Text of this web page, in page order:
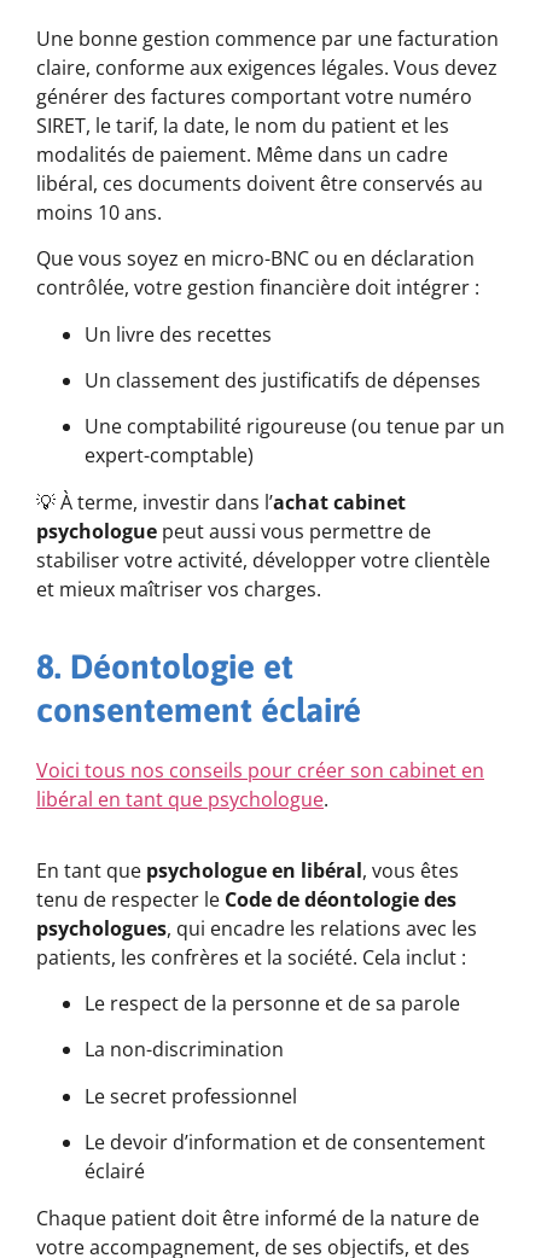
Une bonne gestion commence par une facturation
claire, conforme aux exigences légales. Vous devez
générer des factures comportant votre numéro
SIRET, le tarif, la date, le nom du patient et les
modalités de paiement. Même dans un cadre
libéral, ces documents doivent être conservés au
moins 10 ans.
Que vous soyez en micro-BNC ou en déclaration
contrôlée, votre gestion financière doit intégrer :
Un livre des recettes
Un classement des justificatifs de dépenses
Une comptabilité rigoureuse (ou tenue par un
expert-comptable)
💡 À terme, investir dans l’achat cabinet
psychologue peut aussi vous permettre de
stabiliser votre activité, développer votre clientèle
et mieux maîtriser vos charges.
8. Déontologie et
consentement éclairé
Voici tous nos conseils pour créer son cabinet en
libéral en tant que psychologue.
En tant que psychologue en libéral, vous êtes
tenu de respecter le Code de déontologie des
psychologues, qui encadre les relations avec les
patients, les confrères et la société. Cela inclut :
Le respect de la personne et de sa parole
La non-discrimination
Le secret professionnel
Le devoir d’information et de consentement
éclairé
Chaque patient doit être informé de la nature de
votre accompagnement, de ses objectifs, et des